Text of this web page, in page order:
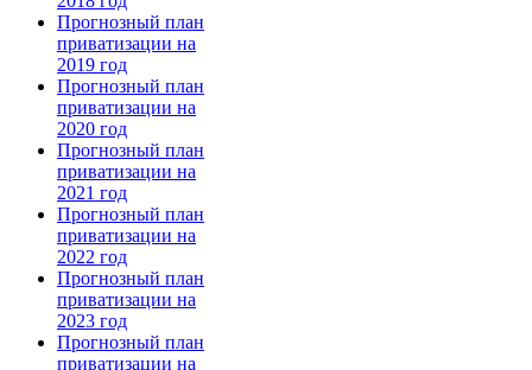
Прогнозный план
приватизации на
2019 год
Прогнозный план
приватизации на
2020 год
Прогнозный план
приватизации на
2021 год
Прогнозный план
приватизации на
2022 год
Прогнозный план
приватизации на
2023 год
Прогнозный план
приватизации на